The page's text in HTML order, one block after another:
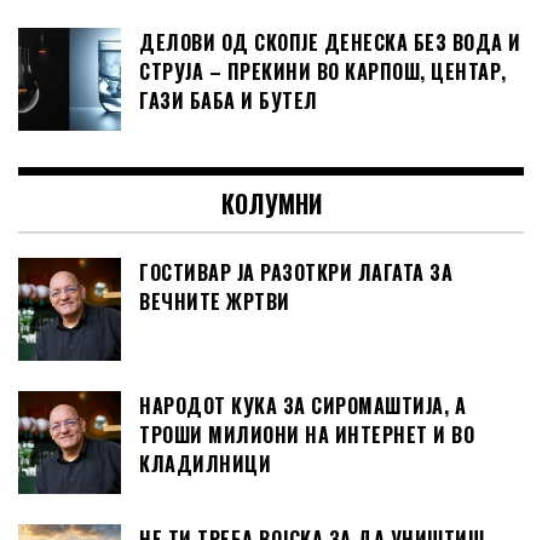
ДЕЛОВИ ОД СКОПЈЕ ДЕНЕСКА БЕЗ ВОДА И
СТРУЈА – ПРЕКИНИ ВО КАРПОШ, ЦЕНТАР,
ГАЗИ БАБА И БУТЕЛ
КОЛУМНИ
ГОСТИВАР ЈА РАЗОТКРИ ЛАГАТА ЗА
ВЕЧНИТЕ ЖРТВИ
НАРОДОТ КУКА ЗА СИРОМАШТИЈА, А
ТРОШИ МИЛИОНИ НА ИНТЕРНЕТ И ВО
КЛАДИЛНИЦИ